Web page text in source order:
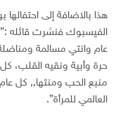
هذا بالاضافة إلى
الفيسبوك فنشرت
عام وانتي مسالمة
حرة وأبية ونقيه القلب،
منبع الحب ومنتها,, كل
العالمي للمرأة”.